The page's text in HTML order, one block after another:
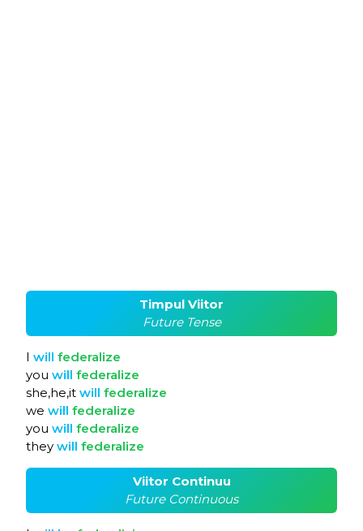
Timpul Viitor
Future Tense
I will federalize
you will federalize
she,he,it will federalize
we will federalize
you will federalize
they will federalize
Viitor Continuu
Future Continuous